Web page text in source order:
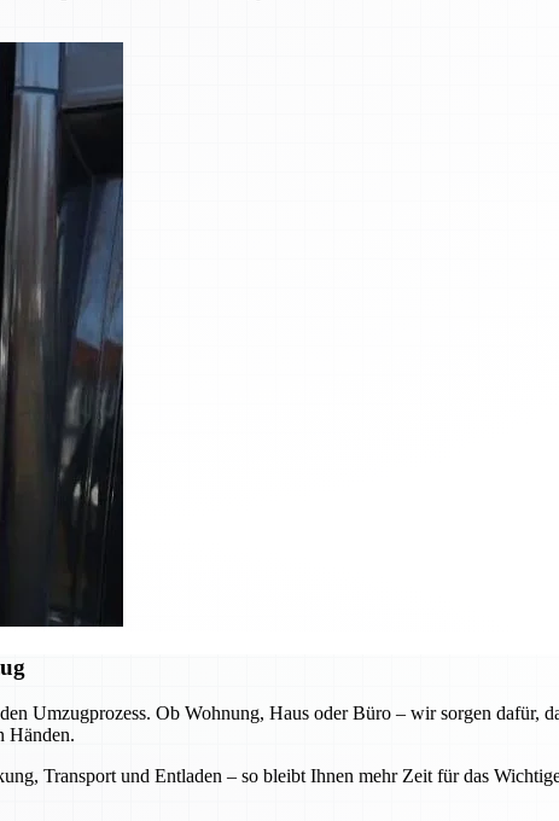
Umzugprozess. Ob Wohnung, Haus oder Büro – wir sorgen dafür,
Händen.
Transport und Entladen – so bleibt Ihnen mehr Zeit für das